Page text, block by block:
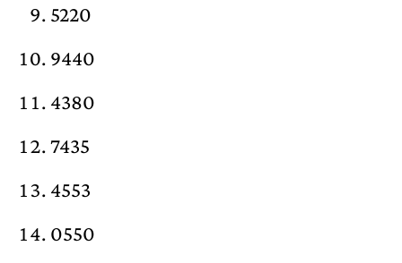
5220
9440
4380
7435
4553
0550